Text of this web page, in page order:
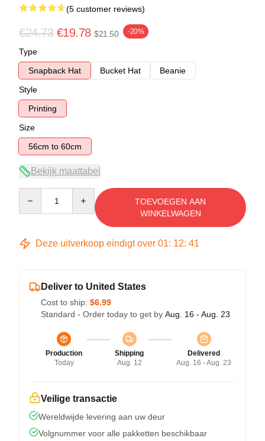
(5 customer reviews)
€24.73 €19.78 $21.50 -20%
Type
Snapback Hat
Bucket Hat
Beanie
Style
Printing
Size
56cm to 60cm
Bekijk maattabel
TOEVOEGEN AAN
WINKELWAGEN
Deze uitverkoop eindigt over 01: 12: 40
Deliver to United States
Cost to ship: $6.99
Standard - Order today to get by Aug. 16 - Aug. 23
Production
Today
Shipping
Aug. 12
Delivered
Aug. 16 - Aug. 23
Veilige transactie
Wereldwijde levering aan uw deur
Volgnummer voor alle pakketten beschikbaar